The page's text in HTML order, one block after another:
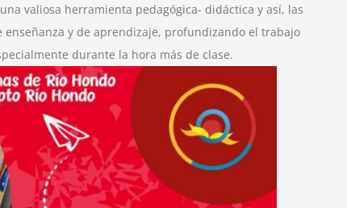
valiosa herramienta pedagógica- didáctica y así, las
enseñanza y de aprendizaje, profundizando el trabajo
durante la hora más de clase.